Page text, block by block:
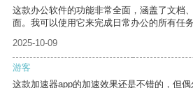
这款办公软件的功能非常全面，涵盖了文档
面。我可以使用它来完成日常办公的所有任
2025-10-09
游客
这款加速器app的加速效果还是不错的，但